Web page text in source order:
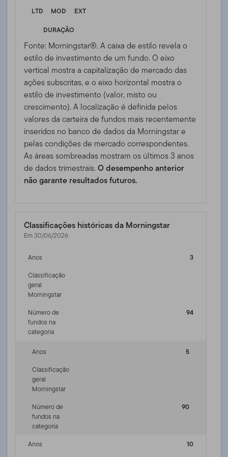
LTD MOD
EXT
DURAÇÃO
Fonte: Morningstar®. A caixa de estilo revela o
estilo de investimento de um fundo. O eixo
vertical mostra a capitalização de mercado das
ações subscritas, e o eixo horizontal mostra o
estilo de investimento (valor, misto ou
crescimento). A localização é definida pelos
valores da carteira de fundos mais recentemente
inseridos no banco de dados da Morningstar e
pelas condições de mercado correspondentes.
As áreas sombreadas mostram os últimos 3 anos
de dados trimestrais.O desempenho anterior
não garante resultados futuros.
Classificações históricas da Morningstar
Em 30/06/2026
Anos
3
Classificação
geral
Morningstar
Número de
fundos na
categoria
94
Anos
5
Classificação
geral
Morningstar
Número de
fundos na
categoria
90
Anos
10